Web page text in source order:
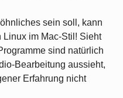
sein soll, kann
Linux im Mac-Stil! Sieht
sind natürlich
Bearbeitung aussieht,
Erfahrung nicht